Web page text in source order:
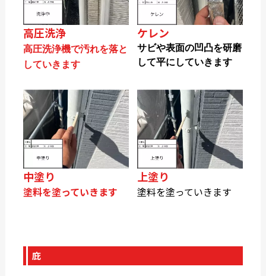
高圧洗浄
高圧洗浄機で汚れを落と
していきます
ケレン
サビや表面の凹凸を研磨
して平にしていきます
中塗り
塗料を塗っていきます
上塗り
塗料を塗っていきます
庇